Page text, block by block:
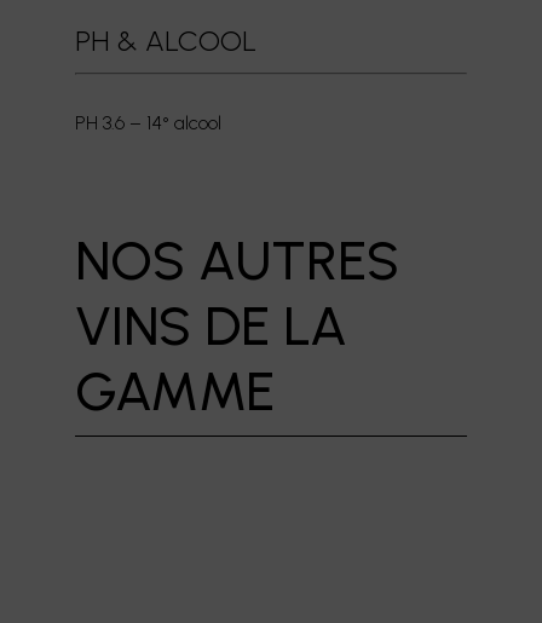
PH & ALCOOL
PH 3.6 – 14° alcool
NOS AUTRES
VINS DE LA
GAMME